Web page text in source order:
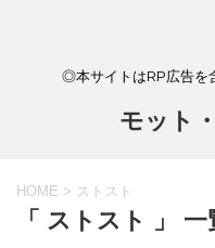
◎本サイトはRP広告
モット
HOME > ストスト
「 ストスト 」 一